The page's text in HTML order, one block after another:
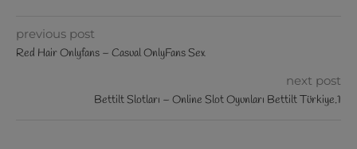
previous post
Red Hair Onlyfans – Casual OnlyFans Sex
next post
Bettilt Slotları – Online Slot Oyunları Bettilt Türkiye.1